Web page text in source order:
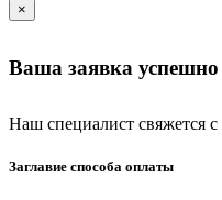
×
Ваша заявка успешно
Наш специалист свяжется
Заглавие способа оплаты